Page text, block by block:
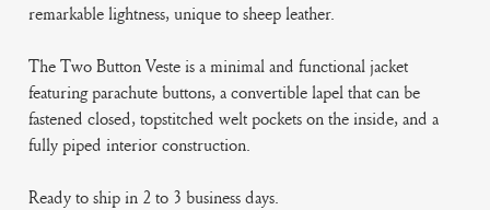
remarkable lightness, unique to sheep leather.
The Two Button Veste is a minimal and functional jacket
featuring parachute buttons, a convertible lapel that can be
fastened closed, topstitched welt pockets on the inside, and a
fully piped interior construction.
Ready to ship in 2 to 3 business days.